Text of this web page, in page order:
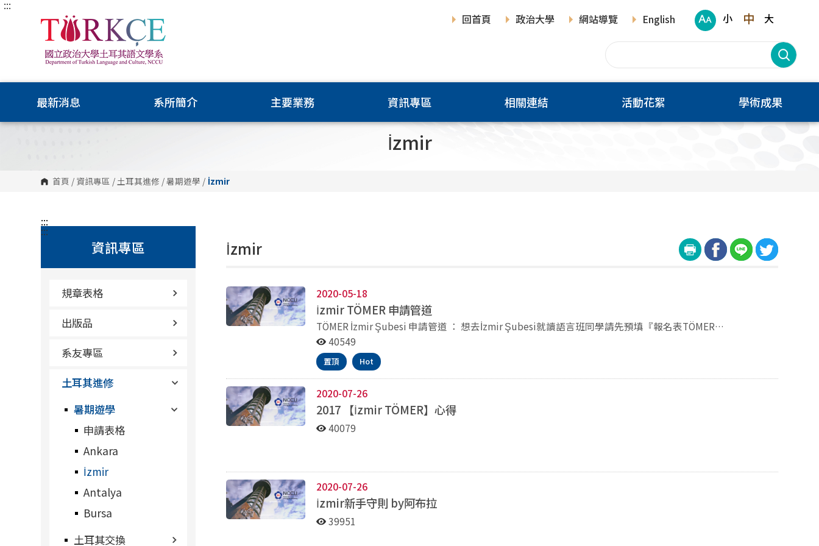
跳
:::
回首頁
政治大學 網站導覽 English 小 中 大
最新消息 系所簡介 主要業務 資訊專區 相關連結 活動花絮 學術成果
İzmir
首頁 / 資訊專區 /土耳其進修 /暑期遊學 / İzmir
:::
資訊專區
規章表格
出版品
系友專區
土耳其進修
暑期遊學
申請表格
Ankara
İzmir
Antalya
Bursa
土耳其交換
:::
İzmir
2020-05-18
İzmir TÖMER 申請管道
TÖMER İzmir Şubesi 申請管道 ： 想去İzmir Şubesi就讀語言班同學請先預填『報名表TÖMER
APPLICATION FORM』寄給İzmir TÖMER承辦人Murat Bey（全名Murat Atak）：matak@ankara.edu.tr 需
要申請HOME STAY者，則另行填寫另一表格『HOME STAY FORM』一併寄送。 發信時請先自介 Sayın
Murat Bey, merhaba! Ben Tayvan Chengchi Üniversitesi Türk Dili ve Kültürü Bölümü (大一填1.、大二填
2.、類推) sınıf öğrencisiyim. Benim adım ( ). ….然後寫相關詢問/需求….
40549
置頂 Hot
2020-07-26
2017 【İzmir TÖMER】心得
40079
2020-07-26
İzmir新手守則 by阿布拉
39951